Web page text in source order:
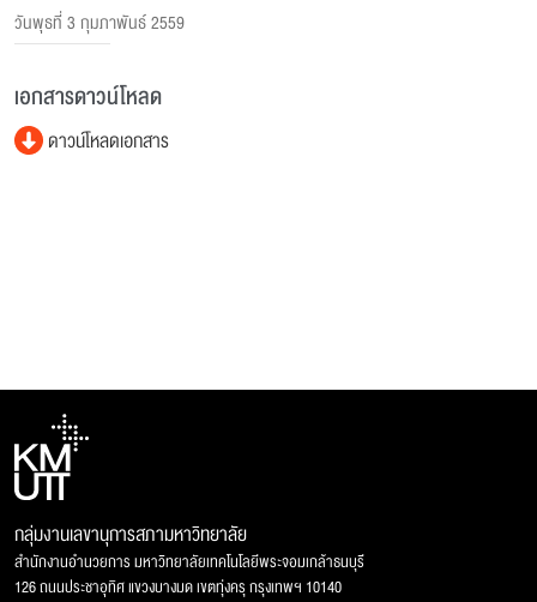
วันพุธที่ 3 กุมภาพันธ์ 2559
เอกสารดาวน์โหลด
ดาวน์โหลดเอกสาร
กลุ่มงานเลขานุการสภามหาวิทยาลัย
สำนักงานอำนวยการ มหาวิทยาลัยเทคโนโลยีพระจอมเกล้าธนบุรี
126 ถนนประชาอุทิศ แขวงบางมด เขตทุ่งครุ กรุงเทพฯ 10140